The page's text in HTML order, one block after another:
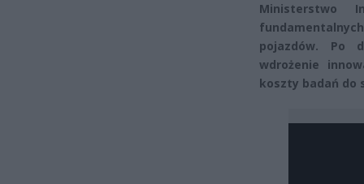
Ministerstwo
pojazdów. Po
wdrożenie
koszty badań do